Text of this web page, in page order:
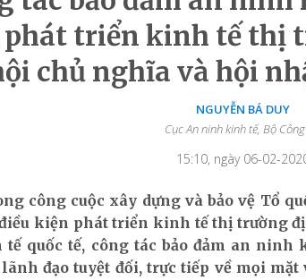
triển kinh tế thị
chủ nghĩa và hội
NGUYỄN BÁ DUY
Cục An ninh kinh tế, Bộ
15:10, ngày 06-02-
công cuộc xây dựng và bảo vệ Tổ
kiện phát triển kinh tế thị trường
quốc tế, công tác bảo đảm an ninh
đạo tuyệt đối, trực tiếp về mọi